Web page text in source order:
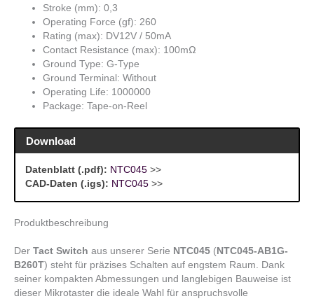
Stroke (mm): 0,3
Operating Force (gf): 260
Rating (max): DV12V / 50mA
Contact Resistance (max): 100mΩ
Ground Type: G-Type
Ground Terminal: Without
Operating Life: 1000000
Package: Tape-on-Reel
Download
Datenblatt (.pdf): NTC045>>
CAD-Daten (.igs): NTC045>>
Produktbeschreibung
Der Tact Switch aus unserer Serie NTC045 (NTC045-AB1G-
B260T) steht für präzises Schalten auf engstem Raum. Dank
seiner kompakten Abmessungen und langlebigen Bauweise ist
dieser Mikrotaster die ideale Wahl für anspruchsvolle